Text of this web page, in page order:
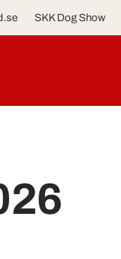
SKK Dog Show